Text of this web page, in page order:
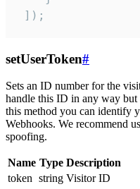
]);
setUserToken#
Sets an ID number for the
handle this ID in any way
this method you can identify
Webhooks. We recommend
spoofing.
Name Type Description
token string Visitor ID